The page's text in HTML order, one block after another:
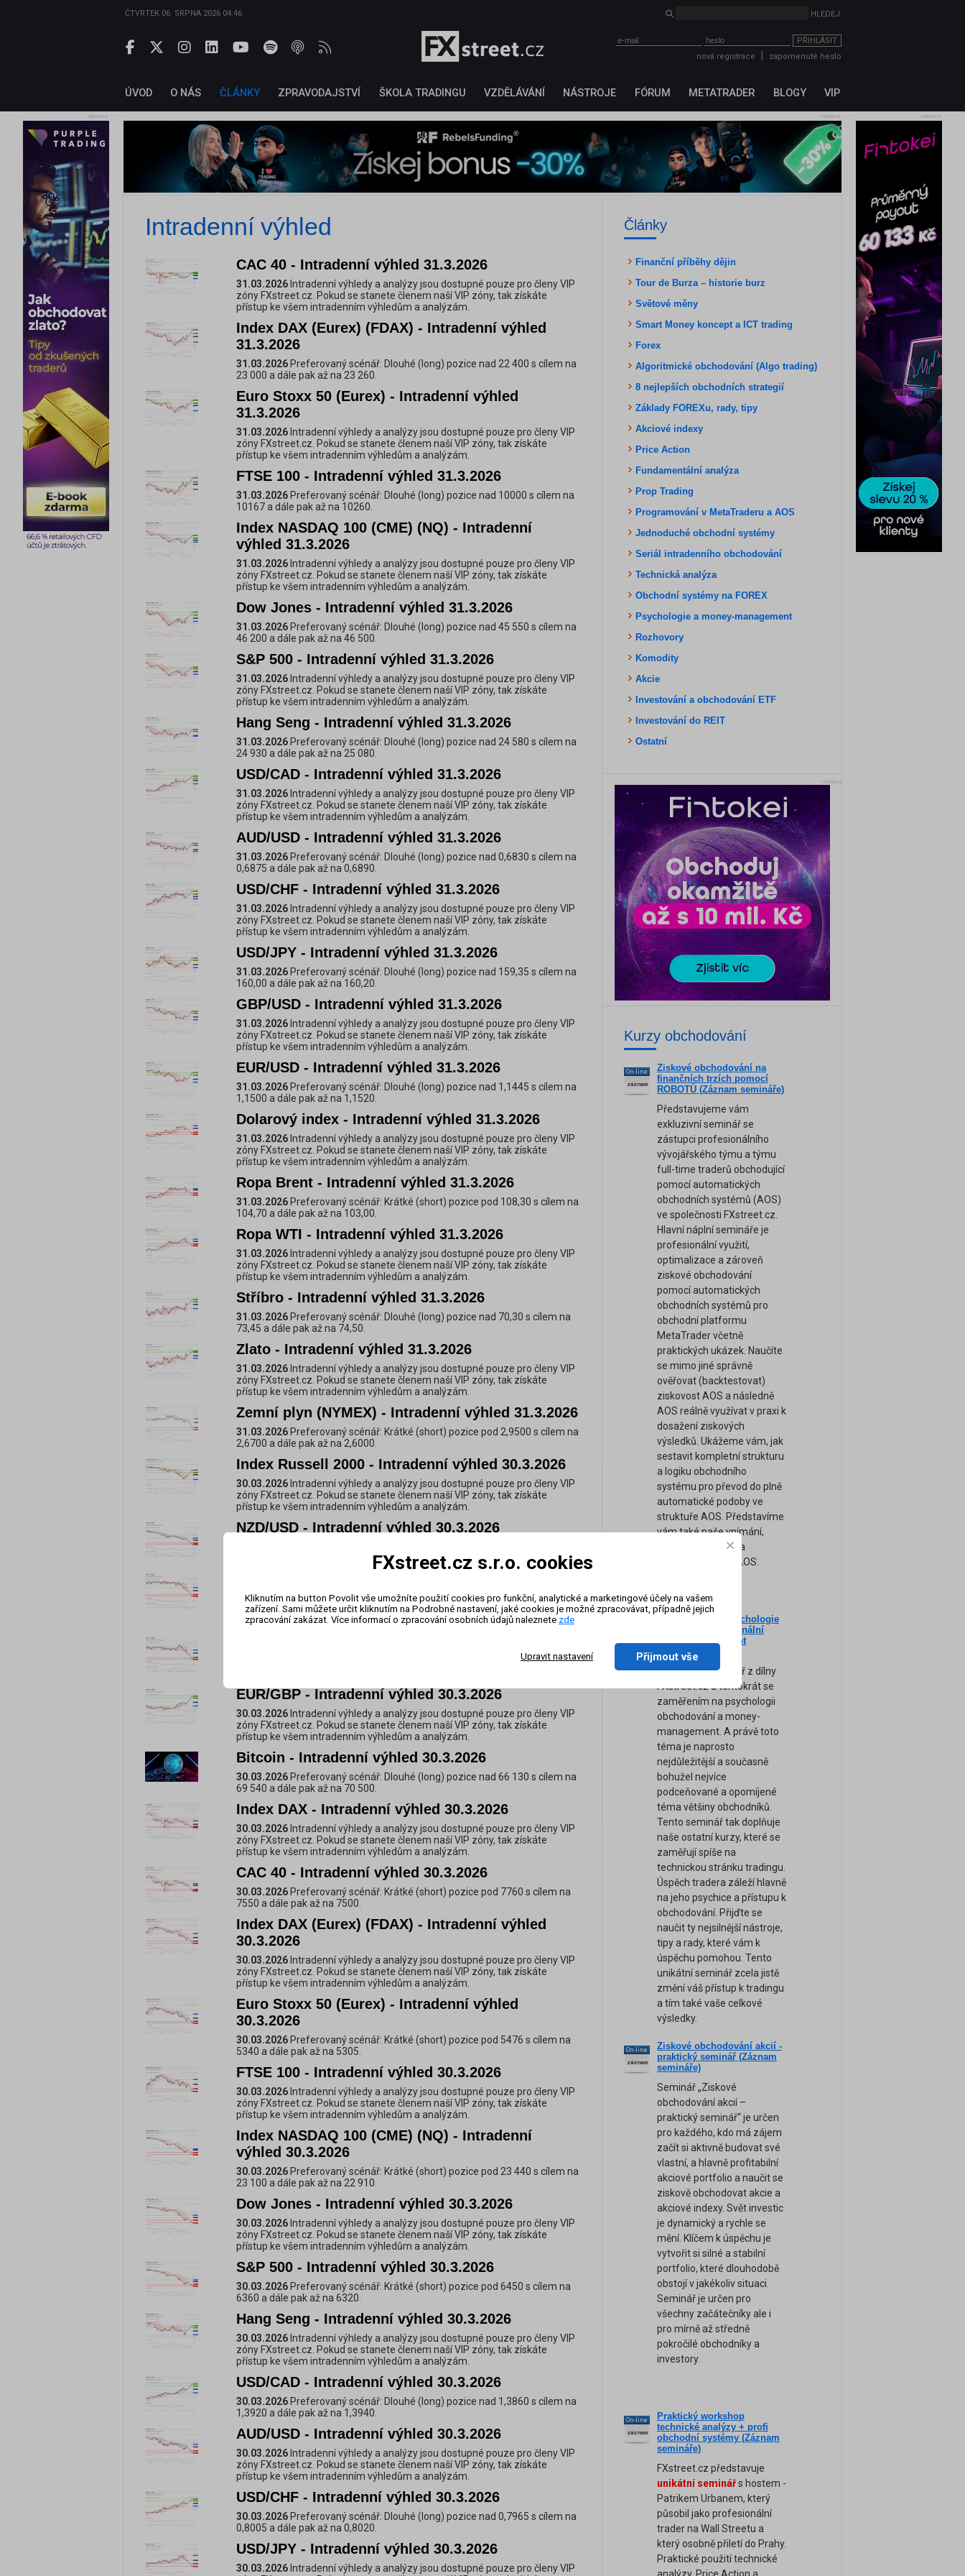
ČTVRTEK 06. SRPNA 2026 04:46
PŘIHLÁSIT
nová registrace
zapomenuté heslo
ÚVOD O NÁS ČLÁNKY ZPRAVODAJSTVÍ ŠKOLA TRADINGU VZDĚLÁVÁNÍ NÁSTROJE FÓRUM METATRADER BLOGY VIP
reklama reklama
reklama
Intradenní výhled
CAC 40 - Intradenní výhled 31.3.2026
31.03.2026 Intradenní výhledy a analýzy jsou dostupné pouze pro členy VIP
zóny FXstreet.cz. Pokud se stanete členem naší VIP zóny, tak získáte
přístup ke všem intradenním výhledům a analýzám.
Index DAX (Eurex) (FDAX) - Intradenní výhled
31.3.2026
31.03.2026 Preferovaný scénář: Dlouhé (long) pozice nad 22 400 s cílem na
23 000 a dále pak až na 23 260.
Euro Stoxx 50 (Eurex) - Intradenní výhled
31.3.2026
31.03.2026 Intradenní výhledy a analýzy jsou dostupné pouze pro členy VIP
zóny FXstreet.cz. Pokud se stanete členem naší VIP zóny, tak získáte
přístup ke všem intradenním výhledům a analýzám.
FTSE 100 - Intradenní výhled 31.3.2026
31.03.2026 Preferovaný scénář: Dlouhé (long) pozice nad 10000 s cílem na
10167 a dále pak až na 10260.
Index NASDAQ 100 (CME) (NQ) - Intradenní
výhled 31.3.2026
31.03.2026 Intradenní výhledy a analýzy jsou dostupné pouze pro členy VIP
zóny FXstreet.cz. Pokud se stanete členem naší VIP zóny, tak získáte
přístup ke všem intradenním výhledům a analýzám.
Dow Jones - Intradenní výhled 31.3.2026
31.03.2026 Preferovaný scénář: Dlouhé (long) pozice nad 45 550 s cílem na
46 200 a dále pak až na 46 500.
S&P 500 - Intradenní výhled 31.3.2026
31.03.2026 Intradenní výhledy a analýzy jsou dostupné pouze pro členy VIP
zóny FXstreet.cz. Pokud se stanete členem naší VIP zóny, tak získáte
přístup ke všem intradenním výhledům a analýzám.
Hang Seng - Intradenní výhled 31.3.2026
31.03.2026 Preferovaný scénář: Dlouhé (long) pozice nad 24 580 s cílem na
24 930 a dále pak až na 25 080.
USD/CAD - Intradenní výhled 31.3.2026
31.03.2026 Intradenní výhledy a analýzy jsou dostupné pouze pro členy VIP
zóny FXstreet.cz. Pokud se stanete členem naší VIP zóny, tak získáte
přístup ke všem intradenním výhledům a analýzám.
AUD/USD - Intradenní výhled 31.3.2026
31.03.2026 Preferovaný scénář: Dlouhé (long) pozice nad 0,6830 s cílem na
0,6875 a dále pak až na 0,6890.
USD/CHF - Intradenní výhled 31.3.2026
31.03.2026 Intradenní výhledy a analýzy jsou dostupné pouze pro členy VIP
zóny FXstreet.cz. Pokud se stanete členem naší VIP zóny, tak získáte
přístup ke všem intradenním výhledům a analýzám.
USD/JPY - Intradenní výhled 31.3.2026
31.03.2026 Preferovaný scénář: Dlouhé (long) pozice nad 159,35 s cílem na
160,00 a dále pak až na 160,20.
GBP/USD - Intradenní výhled 31.3.2026
31.03.2026 Intradenní výhledy a analýzy jsou dostupné pouze pro členy VIP
zóny FXstreet.cz. Pokud se stanete členem naší VIP zóny, tak získáte
přístup ke všem intradenním výhledům a analýzám.
EUR/USD - Intradenní výhled 31.3.2026
31.03.2026 Preferovaný scénář: Dlouhé (long) pozice nad 1,1445 s cílem na
1,1500 a dále pak až na 1,1520.
Dolarový index - Intradenní výhled 31.3.2026
31.03.2026 Intradenní výhledy a analýzy jsou dostupné pouze pro členy VIP
zóny FXstreet.cz. Pokud se stanete členem naší VIP zóny, tak získáte
přístup ke všem intradenním výhledům a analýzám.
Ropa Brent - Intradenní výhled 31.3.2026
31.03.2026 Preferovaný scénář: Krátké (short) pozice pod 108,30 s cílem na
104,70 a dále pak až na 103,00.
Ropa WTI - Intradenní výhled 31.3.2026
31.03.2026 Intradenní výhledy a analýzy jsou dostupné pouze pro členy VIP
zóny FXstreet.cz. Pokud se stanete členem naší VIP zóny, tak získáte
přístup ke všem intradenním výhledům a analýzám.
Stříbro - Intradenní výhled 31.3.2026
31.03.2026 Preferovaný scénář: Dlouhé (long) pozice nad 70,30 s cílem na
73,45 a dále pak až na 74,50.
Zlato - Intradenní výhled 31.3.2026
31.03.2026 Intradenní výhledy a analýzy jsou dostupné pouze pro členy VIP
zóny FXstreet.cz. Pokud se stanete členem naší VIP zóny, tak získáte
přístup ke všem intradenním výhledům a analýzám.
Zemní plyn (NYMEX) - Intradenní výhled 31.3.2026
31.03.2026 Preferovaný scénář: Krátké (short) pozice pod 2,9500 s cílem na
2,6700 a dále pak až na 2,6000.
Index Russell 2000 - Intradenní výhled 30.3.2026
30.03.2026 Intradenní výhledy a analýzy jsou dostupné pouze pro členy VIP
zóny FXstreet.cz. Pokud se stanete členem naší VIP zóny, tak získáte
přístup ke všem intradenním výhledům a analýzám.
NZD/USD - Intradenní výhled 30.3.2026
0,5691 a dále pak až na 0,5676.
30.03.2026Intradenní výhledy a analýzy jsou dostupné pouze pro členy VIP
zóny FXstreet.cz. Pokud se stanete členem naší VIP zóny, tak získáte
přístup ke všem intradenním výhledům a analýzám.
Preferovaný scénář: Krátké (short) pozice pod 184,03 s cílem na
EUR/GBP - Intradenní výhled 30.3.2026
30.03.2026 Intradenní výhledy a analýzy jsou dostupné pouze pro členy VIP
zóny FXstreet.cz. Pokud se stanete členem naší VIP zóny, tak získáte
přístup ke všem intradenním výhledům a analýzám.
Bitcoin - Intradenní výhled 30.3.2026
30.03.2026 Preferovaný scénář: Dlouhé (long) pozice nad 66 130 s cílem na
69 540 a dále pak až na 70 500.
Index DAX - Intradenní výhled 30.3.2026
30.03.2026 Intradenní výhledy a analýzy jsou dostupné pouze pro členy VIP
zóny FXstreet.cz. Pokud se stanete členem naší VIP zóny, tak získáte
přístup ke všem intradenním výhledům a analýzám.
CAC 40 - Intradenní výhled 30.3.2026
30.03.2026 Preferovaný scénář: Krátké (short) pozice pod 7760 s cílem na
7550 a dále pak až na 7500.
Index DAX (Eurex) (FDAX) - Intradenní výhled
30.3.2026
30.03.2026 Intradenní výhledy a analýzy jsou dostupné pouze pro členy VIP
zóny FXstreet.cz. Pokud se stanete členem naší VIP zóny, tak získáte
přístup ke všem intradenním výhledům a analýzám.
Euro Stoxx 50 (Eurex) - Intradenní výhled
30.3.2026
30.03.2026 Preferovaný scénář: Krátké (short) pozice pod 5476 s cílem na
5340 a dále pak až na 5305.
FTSE 100 - Intradenní výhled 30.3.2026
30.03.2026 Intradenní výhledy a analýzy jsou dostupné pouze pro členy VIP
zóny FXstreet.cz. Pokud se stanete členem naší VIP zóny, tak získáte
přístup ke všem intradenním výhledům a analýzám.
Index NASDAQ 100 (CME) (NQ) - Intradenní
výhled 30.3.2026
30.03.2026 Preferovaný scénář: Krátké (short) pozice pod 23 440 s cílem na
23 100 a dále pak až na 22 910.
Dow Jones - Intradenní výhled 30.3.2026
30.03.2026 Intradenní výhledy a analýzy jsou dostupné pouze pro členy VIP
zóny FXstreet.cz. Pokud se stanete členem naší VIP zóny, tak získáte
přístup ke všem intradenním výhledům a analýzám.
S&P 500 - Intradenní výhled 30.3.2026
30.03.2026 Preferovaný scénář: Krátké (short) pozice pod 6450 s cílem na
6360 a dále pak až na 6320.
Hang Seng - Intradenní výhled 30.3.2026
30.03.2026 Intradenní výhledy a analýzy jsou dostupné pouze pro členy VIP
zóny FXstreet.cz. Pokud se stanete členem naší VIP zóny, tak získáte
přístup ke všem intradenním výhledům a analýzám.
USD/CAD - Intradenní výhled 30.3.2026
30.03.2026 Preferovaný scénář: Dlouhé (long) pozice nad 1,3860 s cílem na
1,3920 a dále pak až na 1,3940.
AUD/USD - Intradenní výhled 30.3.2026
30.03.2026 Intradenní výhledy a analýzy jsou dostupné pouze pro členy VIP
zóny FXstreet.cz. Pokud se stanete členem naší VIP zóny, tak získáte
přístup ke všem intradenním výhledům a analýzám.
USD/CHF - Intradenní výhled 30.3.2026
30.03.2026 Preferovaný scénář: Dlouhé (long) pozice nad 0,7965 s cílem na
0,8005 a dále pak až na 0,8020.
USD/JPY - Intradenní výhled 30.3.2026
30.03.2026 Intradenní výhledy a analýzy jsou dostupné pouze pro členy VIP
Články
Finanční příběhy dějin
Tour de Burza – historie burz
Světové měny
Smart Money koncept a ICT trading
Forex
Algoritmické obchodování (Algo trading)
8 nejlepších obchodních strategií
Základy FOREXu, rady, tipy
Akciové indexy
Price Action
Fundamentální analýza
Prop Trading
Programování v MetaTraderu a AOS
Jednoduché obchodní systémy
Seriál intradenního obchodování
Technická analýza
Obchodní systémy na FOREX
Psychologie a money-management
Rozhovory
Komodity
Akcie
Investování a obchodování ETF
Investování do REIT
Ostatní
reklama
Kurzy obchodování
On-line
záznam
Ziskové obchodování na
finančních trzích pomocí
ROBOTŮ (Záznam semináře)
Představujeme vám
exkluzivní seminář se
zástupci profesionálního
vývojářského týmu a týmu
full-time traderů obchodující
pomocí automatických
obchodních systémů (AOS)
ve společnosti FXstreet.cz.
Hlavní náplní semináře je
profesionální využití,
optimalizace a zároveň
ziskové obchodování
pomocí automatických
obchodních systémů pro
obchodní platformu
MetaTrader včetně
praktických ukázek. Naučíte
se mimo jiné správně
ověřovat (backtestovat)
ziskovost AOS a následně
AOS reálně využívat v praxi k
dosažení ziskových
výsledků. Ukážeme vám, jak
sestavit kompletní strukturu
a logiku obchodního
systému pro převod do plně
automatické podoby ve
struktuře AOS. Představíme
vám také naše vnímání,
obchodní přístupy a
strategie pomocí AOS.
Nový seminář: Psychologie
tradingu a profesionální
Money-Management
(Záznam semináře)
Zcela nový seminář z dílny
FXstreet.cz a tentokrát se
zaměřením na psychologii
obchodování a money-
management. A právě toto
téma je naprosto
nejdůležitější a současně
bohužel nejvíce
podceňované a opomíjené
téma většiny obchodníků.
Tento seminář tak doplňuje
naše ostatní kurzy, které se
zaměřují spíše na
technickou stránku tradingu.
Úspěch tradera záleží hlavně
na jeho psychice a přístupu k
obchodování. Přijďte se
naučit ty nejsilnější nástroje,
tipy a rady, které vám k
úspěchu pomohou. Tento
unikátní seminář zcela jistě
změní váš přístup k tradingu
a tím také vaše celkové
výsledky.
On-line
záznam
Ziskové obchodování akcií -
praktický seminář (Záznam
semináře)
Seminář „Ziskové
obchodování akcií –
praktický seminář“ je určen
pro každého, kdo má zájem
začít si aktivně budovat své
vlastní, a hlavně profitabilní
akciové portfolio a naučit se
ziskově obchodovat akcie a
akciové indexy. Svět investic
je dynamický a rychle se
mění. Klíčem k úspěchu je
vytvořit si silné a stabilní
portfolio, které dlouhodobě
obstojí v jakékoliv situaci.
Seminář je určen pro
všechny začátečníky ale i
pro mírně až středně
pokročilé obchodníky a
investory.
On-line
záznam
Praktický workshop
technické analýzy + profi
obchodní systémy (Záznam
semináře)
FXstreet.cz představuje
unikátní seminářs hostem -
Patrikem Urbanem, který
působil jako profesionální
trader na Wall Streetu a
který osobně přiletí do Prahy.
Praktické použití technické
FXstreet.cz s.r.o. cookies
Kliknutím na button Povolit vše umožníte použití cookies pro funkční, analytické a marketingové účely na vašem
zařízení. Sami můžete určit kliknutím na Podrobné nastavení, jaké cookies je možné zpracovávat, případně jejich
zpracování zakázat. Více informací o zpracování osobních údajů naleznete zde
Upravit nastavení Přijmout vše